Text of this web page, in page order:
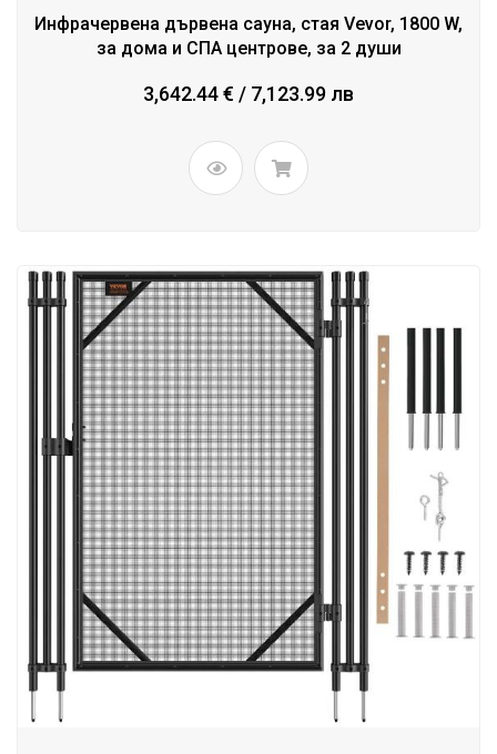
Инфрачервена дървена сауна, стая Vevor, 1800 W,
за дома и СПА центрове, за 2 души
3,642.44 € / 7,123.99 лв